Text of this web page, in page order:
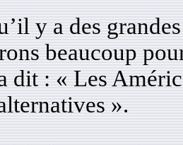
y a des
beaucoup
dit : « Les
».